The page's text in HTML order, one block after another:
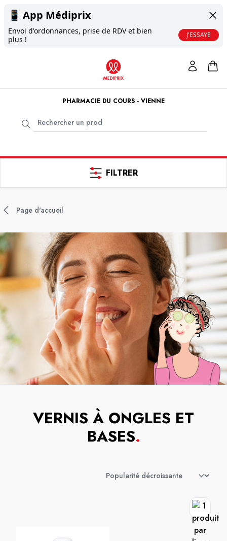
📱 App Médiprix
Envoi d'ordonnances, prise de RDV et bien
plus !
J'ESSAYE
PHARMACIE DU COURS - VIENNE
FILTRER
Page d'accueil
VERNIS À ONGLES ET
BASES.